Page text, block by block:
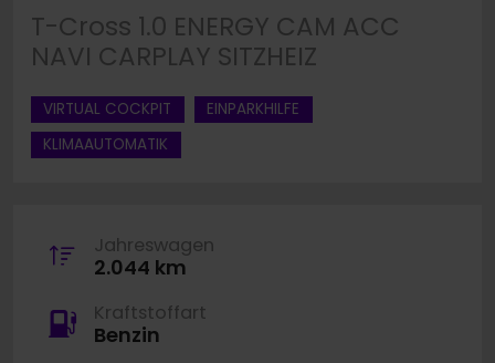
T-Cross 1.0 ENERGY CAM ACC
NAVI CARPLAY SITZHEIZ
VIRTUAL COCKPIT
EINPARKHILFE
KLIMAAUTOMATIK
Jahreswagen
2.044 km
Kraftstoffart
Benzin